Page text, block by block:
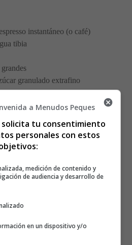
instantáneo (o café)
tibia
granulado extrafino
azucarada
Flan de café:
a 180 grados centígrados.
flan o pastel de 18 cm con
grande (como un recipiente
añadir el café instantáneo y
a Menudos Peques
solicita tu consentimiento
personales con estos
medición de contenido y
de audiencia y desarrollo de
en un dispositivo y/o